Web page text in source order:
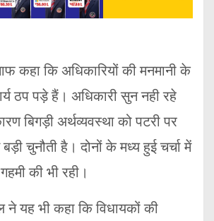
कहा कि अधिकारियों की मनमानी के
ठप पड़े हैं। अधिकारी सुन नही रहे
बिगड़ी अर्थव्यवस्था को पटरी पर
चुनौती है। दोनों के मध्य हुई चर्चा में
की भी रही।
ने यह भी कहा कि विधायकों की